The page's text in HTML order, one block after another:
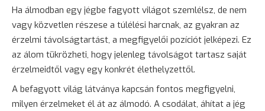
Ha álmodban egy jégbe fagyott világot szemlélsz, de nem
vagy közvetlen részese a túlélési harcnak, az gyakran az
érzelmi távolságtartást, a megfigyelői pozíciót jelképezi. Ez
az álom tükrözheti, hogy jelenleg távolságot tartasz saját
érzelmeidtől vagy egy konkrét élethelyzettől.
A befagyott világ látványa kapcsán fontos megfigyelni,
milyen érzelmeket él át az álmodó. A csodálat, áhítat a jég